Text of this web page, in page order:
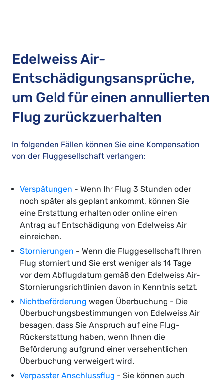
Edelweiss Air-
Entschädigungsansprüche,
um Geld für einen annullierten
Flug zurückzuerhalten
In folgenden Fällen können Sie eine Kompensation
von der Fluggesellschaft verlangen:
Verspätungen - Wenn Ihr Flug 3 Stunden oder
noch später als geplant ankommt, können Sie
eine Erstattung erhalten oder online einen
Antrag auf Entschädigung von Edelweiss Air
einreichen.
Stornierungen - Wenn die Fluggesellschaft Ihren
Flug storniert und Sie erst weniger als 14 Tage
vor dem Abflugdatum gemäß den Edelweiss Air-
Stornierungsrichtlinien davon in Kenntnis setzt.
Nichtbeförderung wegen Überbuchung - Die
Überbuchungsbestimmungen von Edelweiss Air
besagen, dass Sie Anspruch auf eine Flug-
Rückerstattung haben, wenn Ihnen die
Beförderung aufgrund einer versehentlichen
Überbuchung verweigert wird.
Verpasster Anschlussflug - Sie können auch